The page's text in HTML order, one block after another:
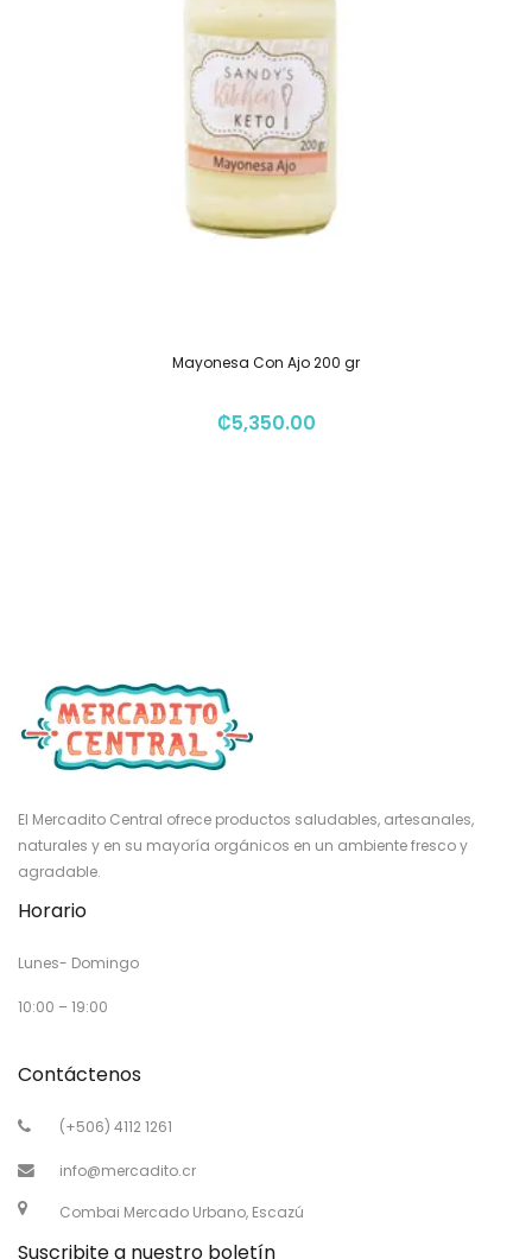
Mayonesa Con Ajo 200 gr
₡5,350.00
El Mercadito Central ofrece productos saludables, artesanales,
naturales y en su mayoría orgánicos en un ambiente fresco y
agradable.
Horario
Lunes- Domingo
10:00 – 19:00
Contáctenos
(+506) 4112 1261
info@mercadito.cr
Combai Mercado Urbano, Escazú
Suscribite a nuestro boletín